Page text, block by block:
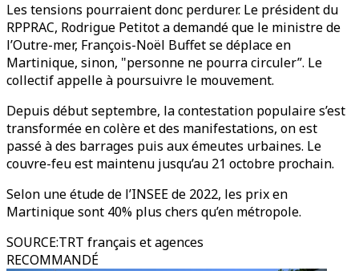
Les tensions pourraient donc perdurer. Le président du
RPPRAC, Rodrigue Petitot a demandé que le ministre de
l’Outre-mer, François-Noël Buffet se déplace en
Martinique, sinon, "personne ne pourra circuler”. Le
collectif appelle à poursuivre le mouvement.
Depuis début septembre, la contestation populaire s’est
transformée en colère et des manifestations, on est
passé à des barrages puis aux émeutes urbaines. Le
couvre-feu est maintenu jusqu’au 21 octobre prochain.
Selon une étude de l’INSEE de 2022, les prix en
Martinique sont 40% plus chers qu’en métropole.
SOURCE:TRT français et agences
RECOMMANDÉ